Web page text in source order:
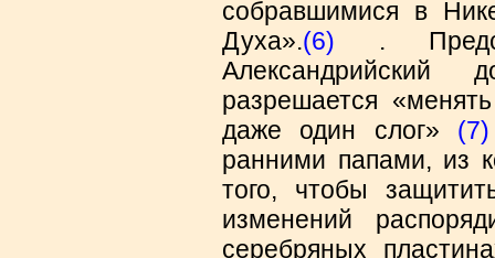
собравшимися в
Духа».(6) .
разрешается
даже один слог» (7)
ранними папами, из
того, чтобы
изменений
серебряных